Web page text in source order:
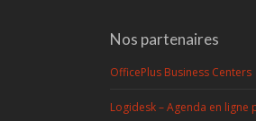
Nos partenaires
OfficePlus Business Centers
Logidesk – Agenda en ligne